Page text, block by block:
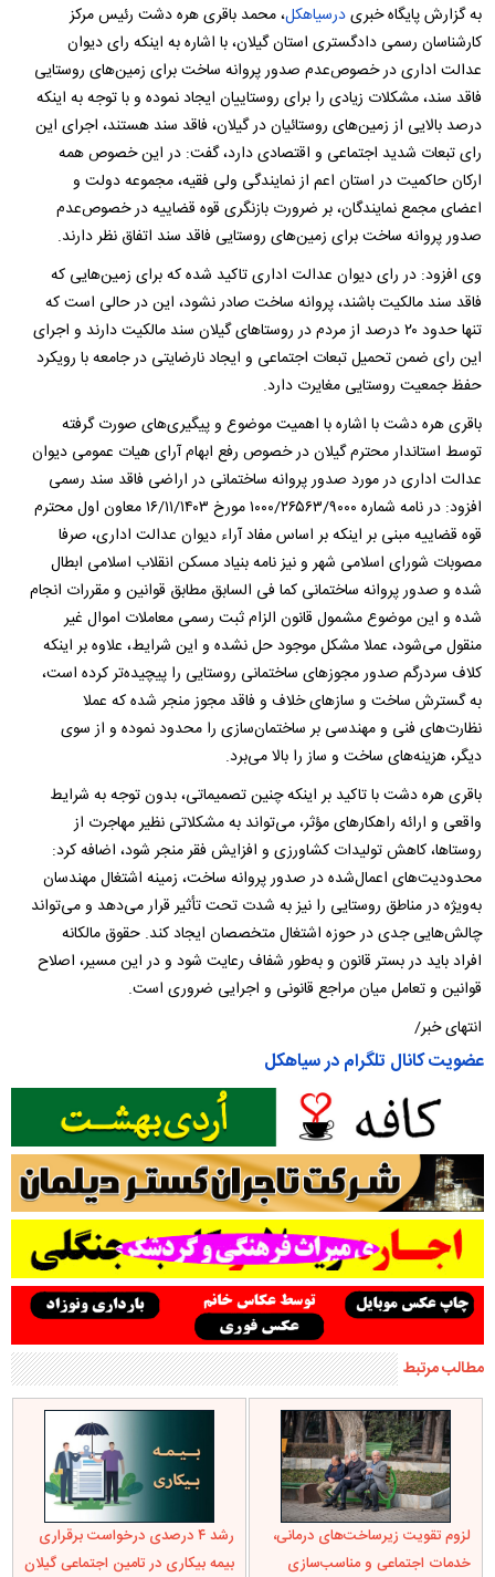
به گزارش پایگاه خبریدرسیاهکل، محمد باقری هره دشت رئیس مرکز
کارشناسان رسمی دادگستری استان گیلان، با اشاره به اینکه رای دیوان
عدالت اداری در خصوص‌عدم صدور پروانه ساخت برای زمین‌های روستایی
فاقد سند، مشکلات زیادی را برای روستاییان ایجاد نموده و با توجه به اینکه
درصد بالایی از زمین‌های روستائیان در گیلان، فاقد سند هستند، اجرای این
رای تبعات شدید اجتماعی و اقتصادی دارد، گفت: در این خصوص همه
ارکان حاکمیت در استان اعم از نمایندگی ولی فقیه، مجموعه دولت و
اعضای مجمع نمایندگان، بر ضرورت بازنگری قوه قضاییه در خصوص‌عدم
صدور پروانه ساخت برای زمین‌های روستایی فاقد سند اتفاق نظر دارند.
وی افزود: در رای دیوان عدالت اداری تاکید شده که برای زمین‌هایی که
فاقد سند مالکیت باشند، پروانه ساخت صادر نشود، این در حالی است که
تنها حدود ۲۰ درصد از مردم در روستاهای گیلان سند مالکیت دارند و اجرای
این رای ضمن تحمیل تبعات اجتماعی و ایجاد نارضایتی در جامعه با رویکرد
حفظ جمعیت روستایی مغایرت دارد.
باقری هره دشت با اشاره با اهمیت موضوع و پیگیری‌های صورت گرفته
توسط استاندار محترم گیلان در خصوص رفع ابهام آرای هیات عمومی دیوان
عدالت اداری در مورد صدور پروانه ساختمانی در اراضی فاقد سند رسمی
افزود: در نامه شماره ۱۰۰۰/۲۶۵۶۳/۹۰۰۰ مورخ ۱۶/۱۱/۱۴۰۳ معاون اول محترم
قوه قضاییه مبنی بر اینکه بر اساس مفاد آراء دیوان عدالت اداری، صرفا
مصوبات شورای اسلامی شهر و نیز نامه بنیاد مسکن انقلاب اسلامی ابطال
شده و صدور پروانه ساختمانی کما فی السابق مطابق قوانین و مقررات انجام
شده و این موضوع مشمول قانون الزام ثبت رسمی معاملات اموال غیر
منقول می‌شود، عملا مشکل موجود حل نشده و این شرایط، علاوه بر اینکه
کلاف سردرگم صدور مجوزهای ساختمانی روستایی را پیچیده‌تر کرده است،
به گسترش ساخت و سازهای خلاف و فاقد مجوز منجر شده که عملا
نظارت‌های فنی و مهندسی بر ساختمان‌سازی را محدود نموده و از سوی
دیگر، هزینه‌های ساخت و ساز را بالا می‌برد.
باقری هره دشت با تاکید بر اینکه چنین تصمیماتی، بدون توجه به شرایط
واقعی و ارائه راهکارهای مؤثر، می‌تواند به مشکلاتی نظیر مهاجرت از
روستاها، کاهش تولیدات کشاورزی و افزایش فقر منجر شود، اضافه کرد:
محدودیت‌های اعمال‌شده در صدور پروانه ساخت، زمینه اشتغال مهندسان
به‌ویژه در مناطق روستایی را نیز به شدت تحت تأثیر قرار می‌دهد و می‌تواند
چالش‌هایی جدی در حوزه اشتغال متخصصان ایجاد کند. حقوق مالکانه
افراد باید در بستر قانون و به‌طور شفاف رعایت شود و در این مسیر، اصلاح
قوانین و تعامل میان مراجع قانونی و اجرایی ضروری است.
انتهای خبر/
عضویت کانال تلگرام در سیاهکل
مطالب مرتبط
لزوم تقویت زیرساخت‌های درمانی،
خدمات اجتماعی و مناسب‌سازی
رشد ۴ درصدی درخواست برقراری
بیمه بیکاری در تامین اجتماعی گیلان